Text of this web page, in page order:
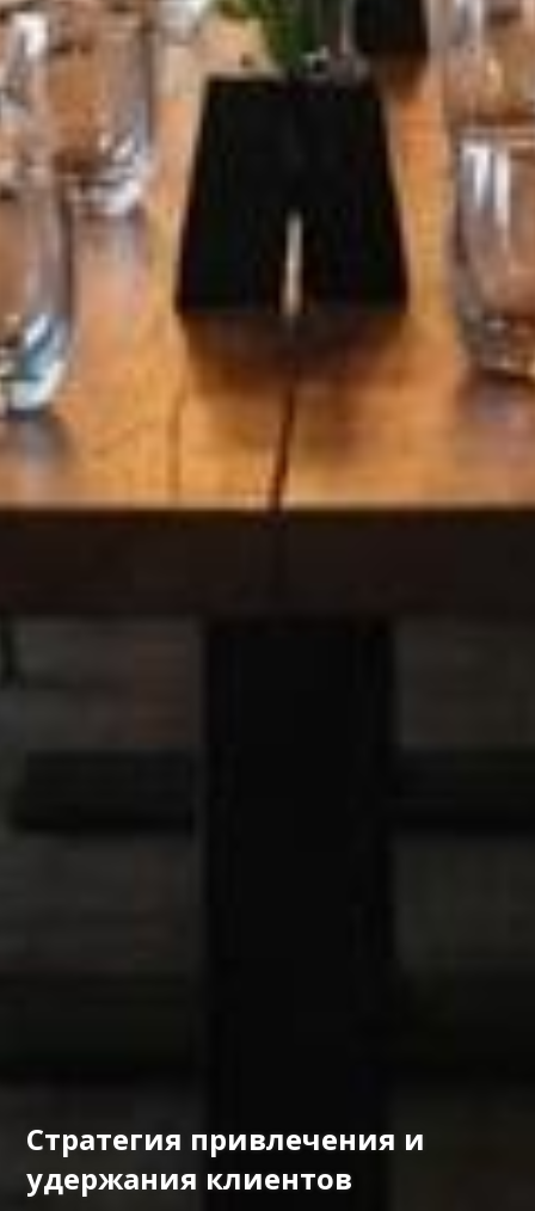
Стратегия привлечения и
удержания клиентов